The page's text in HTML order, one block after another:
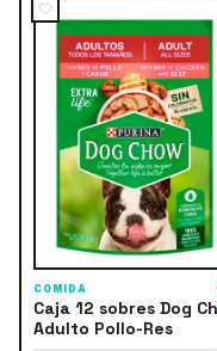
COMIDA
Caja 12 sobres Dog
Adulto Pollo-Res